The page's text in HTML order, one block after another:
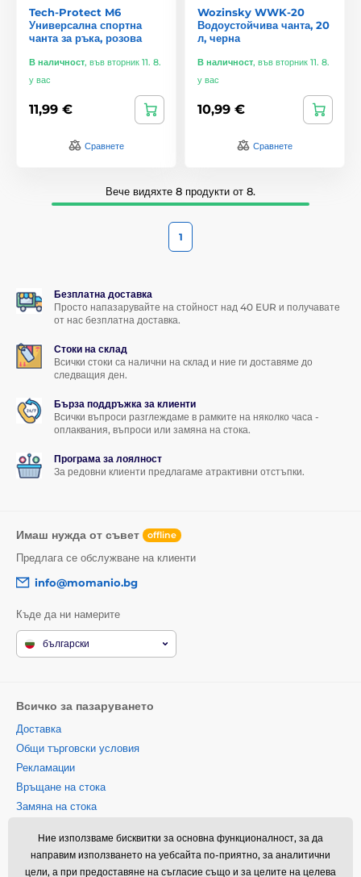
Tech-Protect M6
Универсална спортна
чанта за ръка, розова
В наличност, във вторник 11. 8.
у вас
11,99 €
Сравнете
Wozinsky WWK-20
Водоустойчива чанта, 20
л, черна
В наличност, във вторник 11. 8.
у вас
10,99 €
Сравнете
Вече видяхте 8 продукти от 8.
1
Безплатна доставка
Просто напазарувайте на стойност над 40 EUR и получавате
от нас безплатна доставка.
Стоки на склад
Всички стоки са налични на склад и ние ги доставяме до
следващия ден.
Бърза поддръжка за клиенти
Всички въпроси разглеждаме в рамките на няколко часа -
оплаквания, въпроси или замяна на стока.
Програма за лоялност
За редовни клиенти предлагаме атрактивни отстъпки.
Имаш нужда от съвет offline
Предлага се обслужване на клиенти
info@momanio.bg
Къде да ни намерите
български
Всичко за пазаруването
Доставка
Общи търговски условия
Рекламации
Връщане на стока
Замяна на стока
бисквитки
Информация за контакт
Ние използваме бисквитки за основна функционалност, за да
направим използването на уебсайта по-приятно, за аналитични
цели, а при предоставяне на съгласие също и за целите на целева